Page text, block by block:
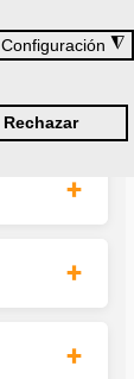
Configuración ◮
Rechazar